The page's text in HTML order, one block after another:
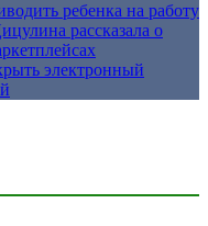
ребенка на работу
рассказала о
электронный